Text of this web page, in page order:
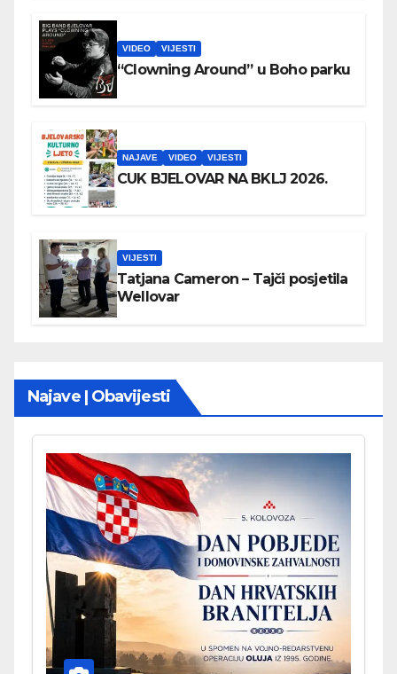
VIDEO VIJESTI
“Clowning Around” u Boho parku
NAJAVE VIDEO VIJESTI
CUK BJELOVAR NA BKLJ 2026.
VIJESTI
Tatjana Cameron – Tajči posjetila
Wellovar
Najave | Obavijesti